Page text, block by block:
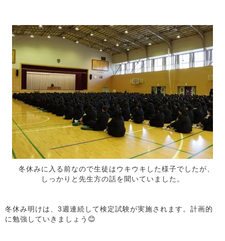
冬休みに入る前なので生徒はウキウキした様子でしたが、
しっかりと先生方の話を聞いていました。
冬休み明けは、3週連続して検定試験が実施されます。計画的
に勉強していきましょう😊